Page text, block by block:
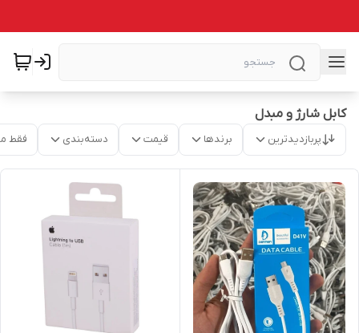
کابل شارژ و مبدل
پربازدیدترین برندها قیمت دسته‌بندی فقط